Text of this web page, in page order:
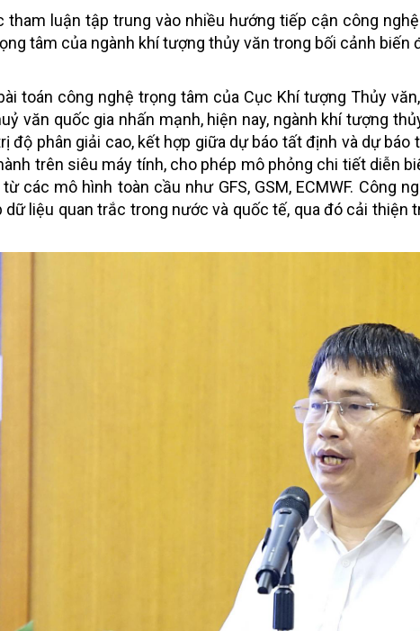
tham luận tập trung vào nhiều hướng tiếp cận công
tâm của ngành khí tượng thủy văn trong bối cảnh biến
toán công nghệ trọng tâm của Cục Khí tượng Thủy
văn quốc gia nhấn mạnh, hiện nay, ngành khí tượng
độ phân giải cao, kết hợp giữa dự báo tất định và dự báo
trên siêu máy tính, cho phép mô phỏng chi tiết diễn
các mô hình toàn cầu như GFS, GSM, ECMWF. Công
dữ liệu quan trắc trong nước và quốc tế, qua đó cải thiện